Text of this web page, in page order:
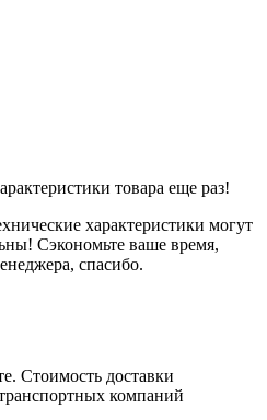
товара еще раз!
характеристики могут
Сэкономьте ваше время,
спасибо.
Стоимость доставки
компаний